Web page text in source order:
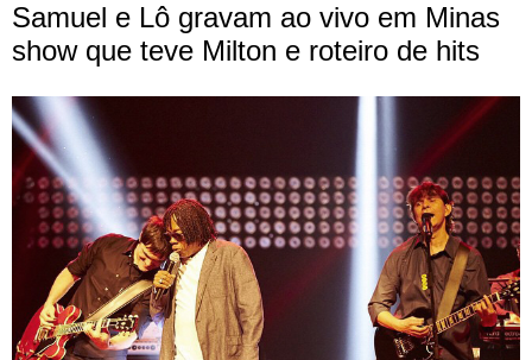
Samuel e Lô gravam ao vivo em Minas
show que teve Milton e roteiro de hits